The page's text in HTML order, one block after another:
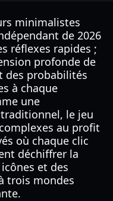
minimalistes
de 2026
réflexes rapides ;
profonde de
des probabilités
à chaque
une
le jeu
au profit
où chaque clic
déchiffrer la
et des
trois mondes